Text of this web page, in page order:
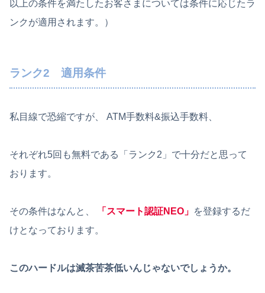
以上の条件を満たしたお客さまについては条件に応じたラ
ンクが適用されます。）
ランク2 適用条件
私目線で恐縮ですが、 ATM手数料&振込手数料、
それぞれ5回も無料である「ランク2」で十分だと思って
おります。
その条件はなんと、 「スマート認証NEO」 を登録するだ
けとなっております。
このハードルは滅茶苦茶低いんじゃないでしょうか。